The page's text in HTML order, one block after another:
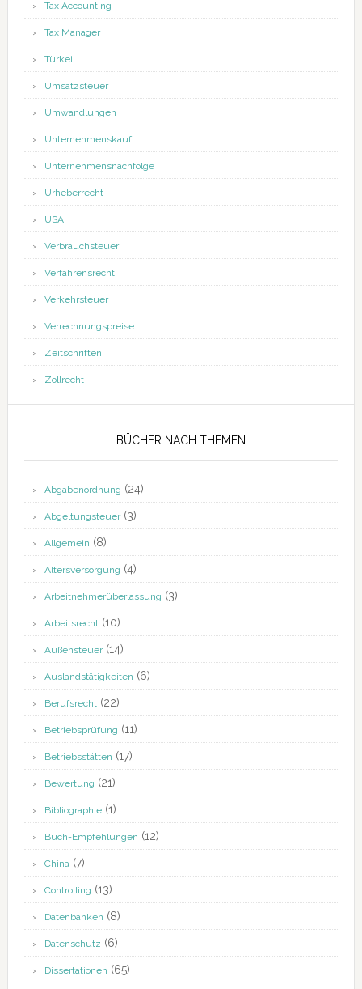
Tax Accounting
Tax Manager
Türkei
Umsatzsteuer
Umwandlungen
Unternehmenskauf
Unternehmensnachfolge
Urheberrecht
USA
Verbrauchsteuer
Verfahrensrecht
Verkehrsteuer
Verrechnungspreise
Zeitschriften
Zollrecht
BÜCHER NACH THEMEN
Abgabenordnung (24)
Abgeltungsteuer(3)
Allgemein (8)
Altersversorgung (4)
Arbeitnehmerüberlassung (3)
Arbeitsrecht(10)
Außensteuer(14)
Auslandstätigkeiten (6)
Berufsrecht(22)
Betriebsprüfung (11)
Betriebsstätten (17)
Bewertung (21)
Bibliographie(1)
Buch-Empfehlungen (12)
China(7)
Controlling (13)
Datenbanken (8)
Datenschutz (6)
Dissertationen (65)